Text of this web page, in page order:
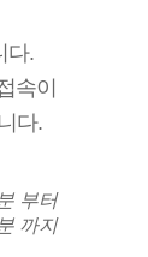
다.
속이
다.
부터
까지